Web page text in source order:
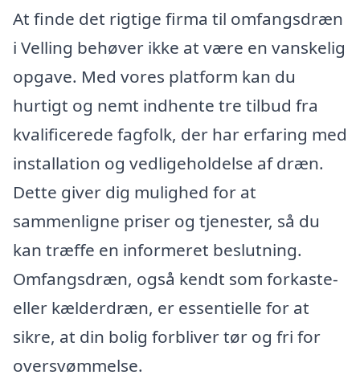
At finde det rigtige firma til omfangsdræn
i Velling behøver ikke at være en vanskelig
opgave. Med vores platform kan du
hurtigt og nemt indhente tre tilbud fra
kvalificerede fagfolk, der har erfaring med
installation og vedligeholdelse af dræn.
Dette giver dig mulighed for at
sammenligne priser og tjenester, så du
kan træffe en informeret beslutning.
Omfangsdræn, også kendt som forkaste-
eller kælderdræn, er essentielle for at
sikre, at din bolig forbliver tør og fri for
oversvømmelse.